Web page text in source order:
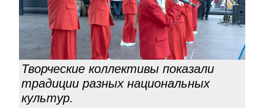
Творческие коллективы показали
традиции разных национальных
культур.